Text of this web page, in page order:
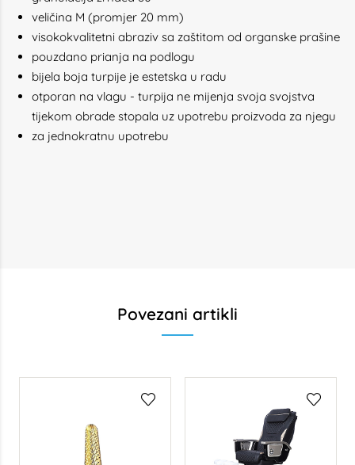
veličina M (promjer 20 mm)
visokokvalitetni abraziv sa zaštitom od organske prašine
pouzdano prianja na podlogu
bijela boja turpije je estetska u radu
otporan na vlagu - turpija ne mijenja svoja svojstva
tijekom obrade stopala uz upotrebu proizvoda za njegu
za jednokratnu upotrebu
Povezani artikli